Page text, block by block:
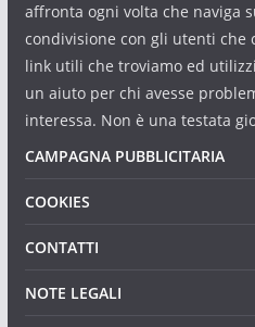
affronta ogni volta che naviga
condivisione con gli utenti che
link utili che troviamo ed
un aiuto per chi avesse
interessa. Non è una testata
CAMPAGNA PUBBLICITARIA
COOKIES
CONTATTI
NOTE LEGALI